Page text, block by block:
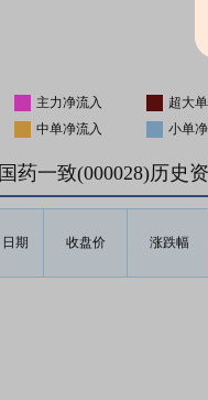
主力净流入 超大
中单净流入
小单
国药一致(000028)历史
日期 收盘价 涨跌幅